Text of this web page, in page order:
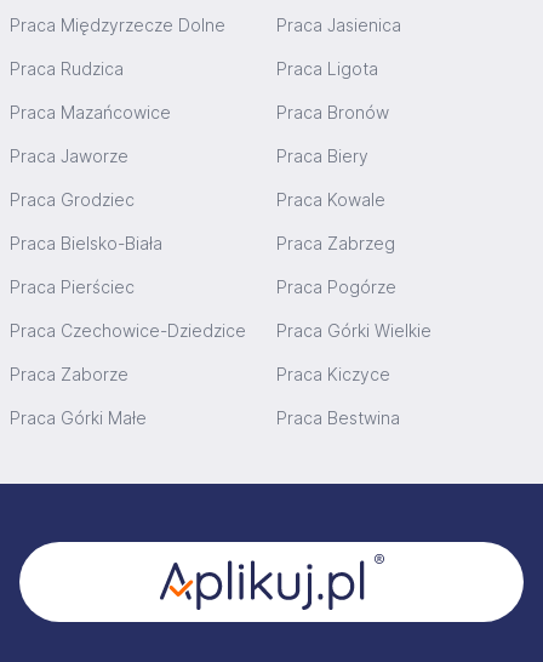
Praca Międzyrzecze Dolne Praca Jasienica
Praca Rudzica Praca Ligota
Praca Mazańcowice Praca Bronów
Praca Jaworze Praca Biery
Praca Grodziec Praca Kowale
Praca Bielsko-Biała Praca Zabrzeg
Praca Pierściec Praca Pogórze
Praca Czechowice-Dziedzice Praca Górki Wielkie
Praca Zaborze Praca Kiczyce
Praca Górki Małe Praca Bestwina